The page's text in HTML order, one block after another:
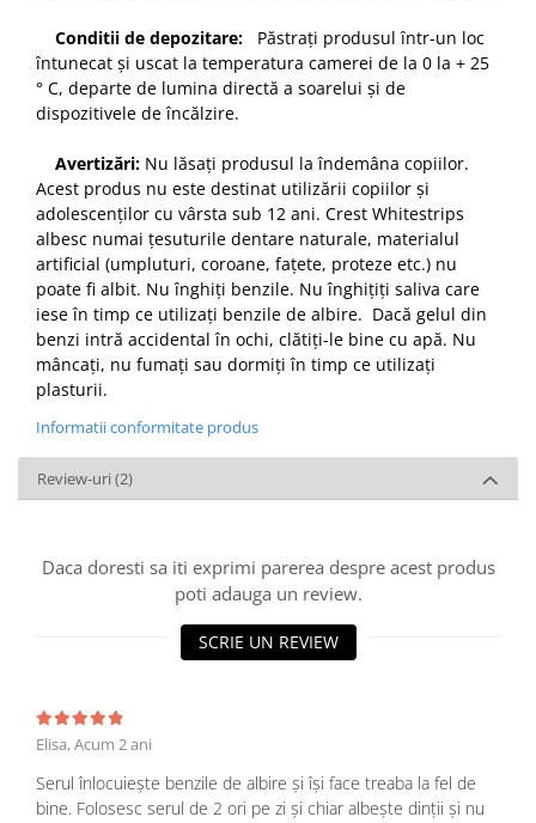
Conditii de depozitare: Păstrați produsul într-un loc
întunecat și uscat la temperatura camerei de la 0 la + 25
° C, departe de lumina directă a soarelui și de
dispozitivele de încălzire.
Avertizări: Nu lăsați produsul la îndemâna copiilor.
Acest produs nu este destinat utilizării copiilor și
adolescenților cu vârsta sub 12 ani. Crest Whitestrips
albesc numai țesuturile dentare naturale, materialul
artificial (umpluturi, coroane, fațete, proteze etc.) nu
poate fi albit. Nu înghiți benzile. Nu înghițiți saliva care
iese în timp ce utilizați benzile de albire. Dacă gelul din
benzi intră accidental în ochi, clătiți-le bine cu apă. Nu
mâncați, nu fumați sau dormiți în timp ce utilizați
plasturii.
Informatii conformitate produs
Review-uri (2)
Daca doresti sa iti exprimi parerea despre acest produs
poti adauga un review.
SCRIE UN REVIEW
Elisa,Acum 2 ani
Serul înlocuiește benzile de albire și își face treaba la fel de
bine. Folosesc serul de 2 ori pe zi și chiar albește dinții și nu